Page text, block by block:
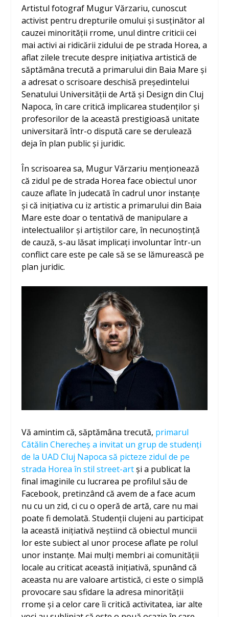
Artistul fotograf Mugur Vărzariu, cunoscut
activist pentru drepturile omului și susținător al
cauzei minorității rrome, unul dintre criticii cei
mai activi ai ridicării zidului de pe strada Horea, a
aflat zilele trecute despre inițiativa artistică de
săptămâna trecută a primarului din Baia Mare și
a adresat o scrisoare deschisă președintelui
Senatului Universității de Artă și Design din Cluj
Napoca, în care critică implicarea studenților și
profesorilor de la această prestigioasă unitate
universitară într-o dispută care se derulează
deja în plan public și juridic.
În scrisoarea sa, Mugur Vărzariu menționează
că zidul pe de strada Horea face obiectul unor
cauze aflate în judecată în cadrul unor instanțe
și că inițiativa cu iz artistic a primarului din Baia
Mare este doar o tentativă de manipulare a
intelectualilor și artiștilor care, în necunoștință
de cauză, s-au lăsat implicați involuntar într-un
conflict care este pe cale să se se lămurească pe
plan juridic.
Vă amintim că, săptămâna trecută, primarul
Cătălin Cherecheș a invitat un grup de studenți
de la UAD Cluj Napoca să picteze zidul de pe
strada Horea în stil street-artși a publicat la
final imaginile cu lucrarea pe profilul său de
Facebook, pretinzând că avem de a face acum
nu cu un zid, ci cu o operă de artă, care nu mai
poate fi demolată. Studenții clujeni au participat
la această inițiativă neștiind că obiectul muncii
lor este subiect al unor procese aflate pe rolul
unor instanțe. Mai mulți membri ai comunității
locale au criticat această inițiativă, spunând că
aceasta nu are valoare artistică, ci este o simplă
provocare sau sfidare la adresa minorității
rrome și a celor care îi critică activitatea, iar alte